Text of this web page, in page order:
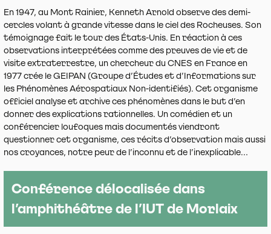
En 1947, au Mont Rainier, Kenneth Arnold observe des demi-
cercles volant à grande vitesse dans le ciel des Rocheuses. Son
témoignage fait le tour des États-Unis. En réaction à ces
observations interprétées comme des preuves de vie et de
visite extraterrestre, un chercheur du CNES en France en
1977 crée le GEIPAN (Groupe d’Études et d’Informations sur
les Phénomènes Aérospatiaux Non-identifiés). Cet organisme
officiel analyse et archive ces phénomènes dans le but d’en
donner des explications rationnelles. Un comédien et un
conférencier loufoques mais documentés viendront
questionner cet organisme, ces récits d’observation mais aussi
nos croyances, notre peur de l’inconnu et de l’inexplicable…
Conférence délocalisée dans
l’amphithéâtre de l’IUT de Morlaix